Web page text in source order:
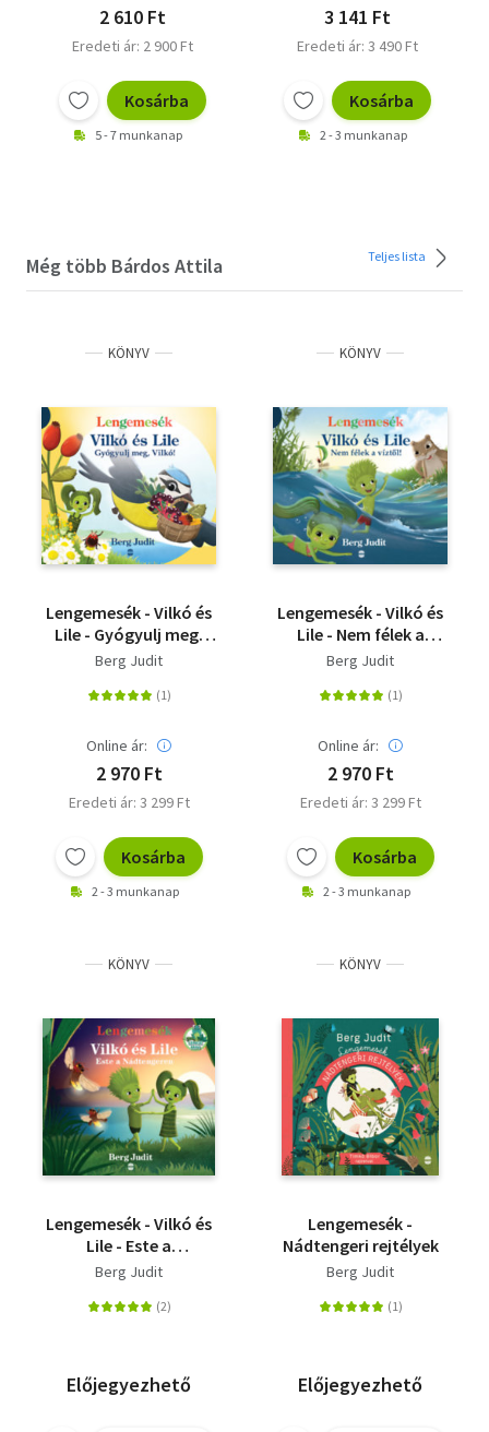
2 610 Ft
Eredeti ár: 2 900 Ft
Kosárba
5 - 7 munkanap
3 141 Ft
Eredeti ár: 3 490 Ft
Kosárba
2 - 3 munkanap
Még több Bárdos Attila Teljes lista
KÖNYV
Lengemesék - Vilkó és
Lile - Gyógyulj meg,
Vilkó!
Berg Judit
Online ár:
2 970 Ft
Eredeti ár: 3 299 Ft
Kosárba
2 - 3 munkanap
KÖNYV
Lengemesék - Vilkó és
Lile - Nem félek a
víztől!
Berg Judit
Online ár:
2 970 Ft
Eredeti ár: 3 299 Ft
Kosárba
2 - 3 munkanap
KÖNYV
Lengemesék - Vilkó és
Lile - Este a
Nádtengeren
Berg Judit
Előjegyezhető
KÖNYV
Lengemesék -
Nádtengeri rejtélyek
Berg Judit
Előjegyezhető